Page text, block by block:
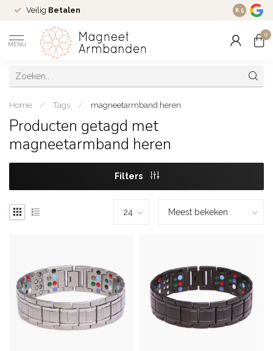
Veilig Betalen Ruim 16
8.5
MENU
0
Home / Tags / magneetarmband heren
Producten getagd met
magneetarmband heren
Filters